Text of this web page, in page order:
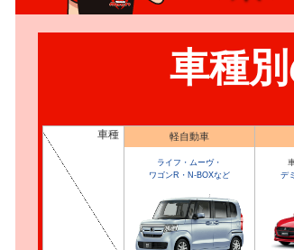
車種
車種 軽自動車
ライフ・ムーヴ・
ワゴンR・N-BOXなど
デ